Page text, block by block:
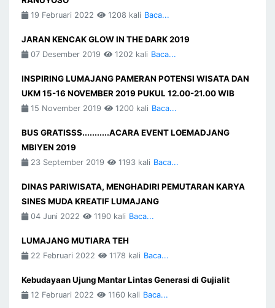
19 Februari 2022 1208 kali Baca...
JARAN KENCAK GLOW IN THE DARK 2019
07 Desember 2019 1202 kali Baca...
INSPIRING LUMAJANG PAMERAN POTENSI WISATA DAN
UKM 15-16 NOVEMBER 2019 PUKUL 12.00-21.00 WIB
15 November 2019 1200 kali Baca...
BUS GRATISSS...........ACARA EVENT LOEMADJANG
MBIYEN 2019
23 September 2019 1193 kali Baca...
DINAS PARIWISATA, MENGHADIRI PEMUTARAN KARYA
SINES MUDA KREATIF LUMAJANG
04 Juni 2022 1190 kali Baca...
LUMAJANG MUTIARA TEH
22 Februari 2022 1178 kali Baca...
Kebudayaan Ujung Mantar Lintas Generasi di Gujialit
12 Februari 2022 1160 kali Baca...